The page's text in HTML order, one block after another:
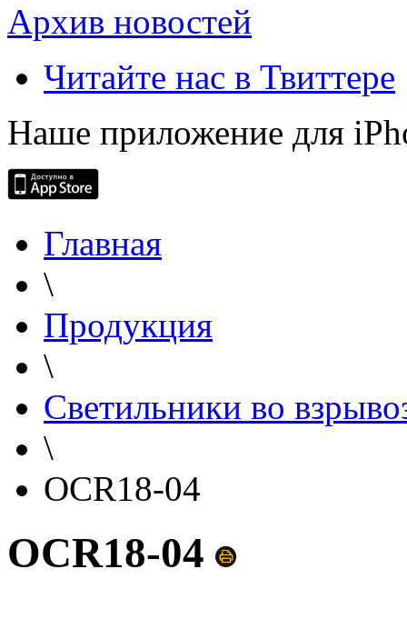
Архив новостей
Читайте нас в Твиттере
Наше приложение для
Главная
\
Продукция
\
Светильники во
\
OCR18-04
OCR18-04